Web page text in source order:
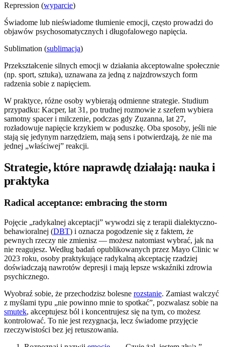
Repression (wyparcie)
Świadome lub nieświadome tłumienie emocji, często prowadzi do
objawów psychosomatycznych i długofalowego napięcia.
Sublimation (sublimacja)
Przekształcenie silnych emocji w działania akceptowalne społecznie
(np. sport, sztuka), uznawana za jedną z najzdrowszych form
radzenia sobie z napięciem.
W praktyce, różne osoby wybierają odmienne strategie. Studium
przypadku: Kacper, lat 31, po trudnej rozmowie z szefem wybiera
samotny spacer i milczenie, podczas gdy Zuzanna, lat 27,
rozładowuje napięcie krzykiem w poduszkę. Oba sposoby, jeśli nie
stają się jedynym narzędziem, mają sens i potwierdzają, że nie ma
jednej „właściwej” reakcji.
Strategie, które naprawdę działają: nauka i
praktyka
Radical acceptance: embracing the storm
Pojęcie „radykalnej akceptacji” wywodzi się z terapii dialektyczno-
behawioralnej (DBT) i oznacza pogodzenie się z faktem, że
pewnych rzeczy nie zmienisz — możesz natomiast wybrać, jak na
nie reagujesz. Według badań opublikowanych przez Mayo Clinic w
2023 roku, osoby praktykujące radykalną akceptację rzadziej
doświadczają nawrotów depresji i mają lepsze wskaźniki zdrowia
psychicznego.
Wyobraź sobie, że przechodzisz bolesne rozstanie. Zamiast walczyć
z myślami typu „nie powinno mnie to spotkać”, pozwalasz sobie na
smutek, akceptujesz ból i koncentrujesz się na tym, co możesz
kontrolować. To nie jest rezygnacja, lecz świadome przyjęcie
rzeczywistości bez jej retuszowania.